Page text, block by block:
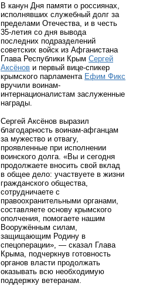
В канун Дня памяти о россиянах,
исполнявших служебный долг за
пределами Отечества, и в честь
35-летия со дня вывода
последних подразделений
советских войск из Афганистана
Глава Республики Крым Сергей
Аксёнов и первый вице-спикер
крымского парламента Ефим Фикс
вручили воинам-
интернационалистам заслуженные
награды.
Сергей Аксёнов выразил
благодарность воинам-афганцам
за мужество и отвагу,
проявленные при исполнении
воинского долга. «Вы и сегодня
продолжаете вносить свой вклад
в общее дело: участвуете в жизни
гражданского общества,
сотрудничаете с
правоохранительными органами,
составляете основу крымского
ополчения, помогаете нашим
Вооружённым силам,
защищающим Родину в
спецоперации», — сказал Глава
Крыма, подчеркнув готовность
органов власти продолжать
оказывать всю необходимую
поддержку ветеранам.